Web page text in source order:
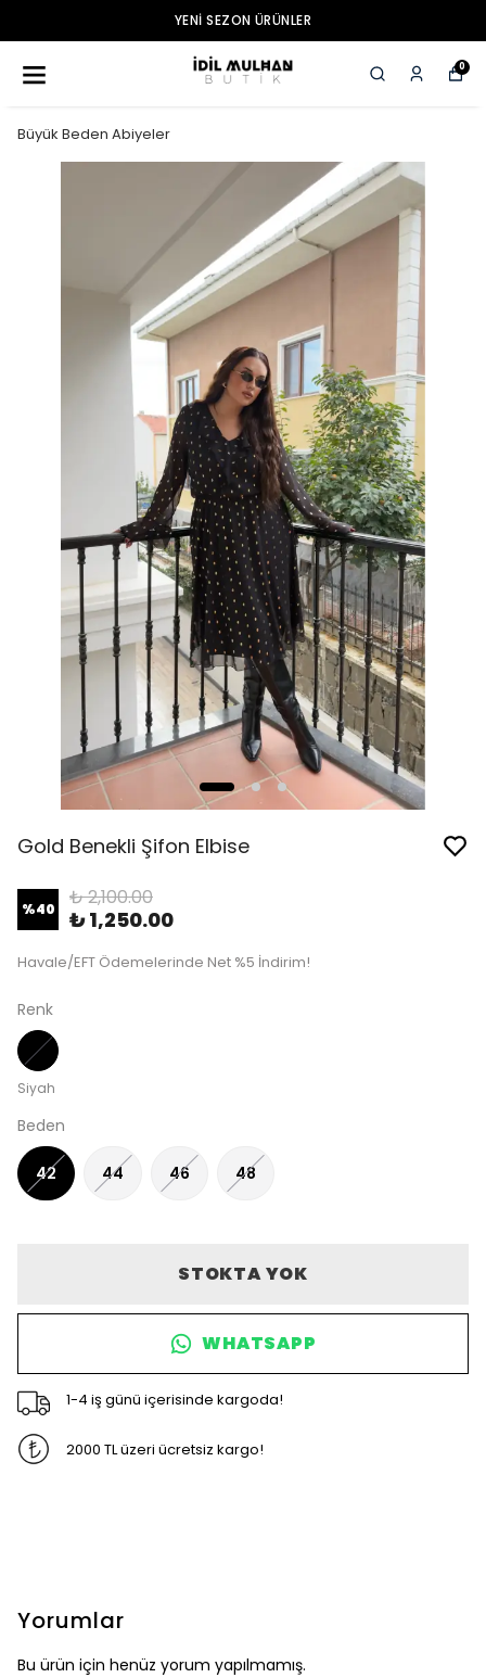
YENI SEZON ÜRÜNLER
0
Büyük Beden Abiyeler
Gold Benekli Şifon Elbise
%40 ₺ 2,100.00
₺ 1,250.00
Havale/EFT Ödemelerinde Net %5 İndirim!
Renk
Siyah
Beden
42 44 46 48
STOKTA YOK
WHATSAPP
1-4 iş günü içerisinde kargoda!
2000 TL üzeri ücretsiz kargo!
Yorumlar
Bu ürün için henüz yorum yapılmamış.